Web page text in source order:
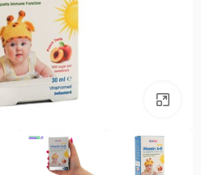
بزرگنمایی تصویر